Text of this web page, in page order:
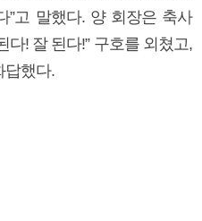
”고 말했다. 양 회장은 축사
다! 잘 된다!” 구호를 외쳤고,
답했다.